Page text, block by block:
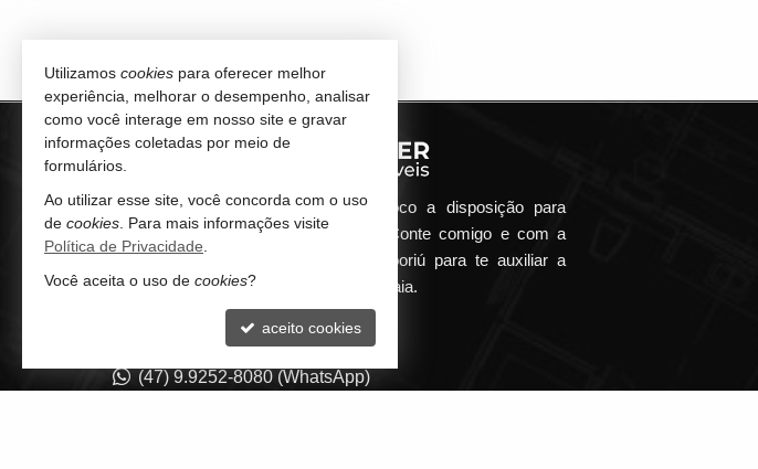
Qualquer dúvida que surgir me coloco a disposição para
atender de maneira ágil e eficiente. Conte comigo e com a
minha imobiliária em Balneário Camboriú para te auxiliar a
encontrar o seu imóvel ideal aqui na Praia.
(47) 9.9252-8080 (WhatsApp)
Utilizamos cookies para oferecer melhor
experiência, melhorar o desempenho, analisar
como você interage em nosso site e gravar
informações coletadas por meio de
formulários.
Ao utilizar esse site, você concorda com o uso
de cookies . Para mais informações visite
Política de Privacidade
Você aceita o uso de cookies?
aceito cookies